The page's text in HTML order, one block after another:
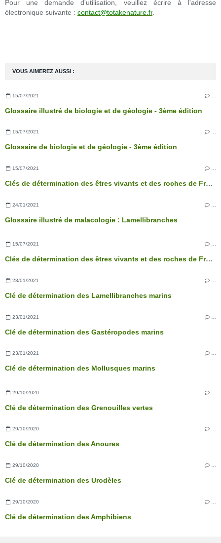
VOUS AIMEREZ AUSSI :
15/07/2021
Glossaire illustré de biologie et de géologie - 3ème édition
15/07/2021 …
Glossaire de biologie et de géologie - 3ème édition
15/07/2021
Clés de détermination des êtres vivants et des roches de France - 3ème édition
24/01/2021
Glossaire illustré de malacologie : Lamellibranches
15/07/2021 …
Clés de détermination des êtres vivants et des roches de France - 3ème édition
23/01/2021
Clé de détermination des Lamellibranches marins
23/01/2021
Clé de détermination des Gastéropodes marins
23/01/2021
Clé de détermination des Mollusques marins
29/10/2020
Clé de détermination des Grenouilles vertes
29/10/2020 …
Clé de détermination des Anoures
29/10/2020
Clé de détermination des Urodèles
29/10/2020
Clé de détermination des Amphibiens
Pour une demande d'utilisation, veuillez écrire à l'adresse
électronique suivante : contact@totakenature.fr